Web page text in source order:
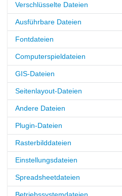
Verschlüsselte Dateien
Ausführbare Dateien
Fontdateien
Computerspieldateien
GIS-Dateien
Seitenlayout-Dateien
Andere Dateien
Plugin-Dateien
Rasterbilddateien
Einstellungsdateien
Spreadsheetdateien